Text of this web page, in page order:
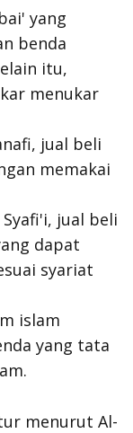
yang
benda
itu,
menukar
jual beli
memakai
jual beli
dapat
syariat
islam
yang tata
menurut Al-